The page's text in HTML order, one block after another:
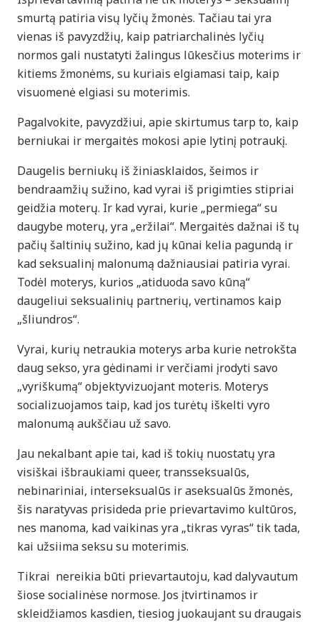
smurtą patiria visų lyčių žmonės. Tačiau tai yra
vienas iš pavyzdžių, kaip patriarchalinės lyčių
normos gali nustatyti žalingus lūkesčius moterims ir
kitiems žmonėms, su kuriais elgiamasi taip, kaip
visuomenė elgiasi su moterimis.
Pagalvokite, pavyzdžiui, apie skirtumus tarp to, kaip
berniukai ir mergaitės mokosi apie lytinį potraukį.
Daugelis berniukų iš žiniasklaidos, šeimos ir
bendraamžių sužino, kad vyrai iš prigimties stipriai
geidžia moterų. Ir kad vyrai, kurie „permiega“ su
daugybe moterų, yra „eržilai“. Mergaitės dažnai iš tų
pačių šaltinių sužino, kad jų kūnai kelia pagundą ir
kad seksualinį malonumą dažniausiai patiria vyrai.
Todėl moterys, kurios „atiduoda savo kūną“
daugeliui seksualinių partnerių, vertinamos kaip
„šliundros“.
Vyrai, kurių netraukia moterys arba kurie netrokšta
daug sekso, yra gėdinami ir verčiami įrodyti savo
„vyriškumą“ objektyvizuojant moteris. Moterys
socializuojamos taip, kad jos turėtų iškelti vyro
malonumą aukščiau už savo.
Jau nekalbant apie tai, kad iš tokių nuostatų yra
visiškai išbraukiami queer, transseksualūs,
nebinariniai, interseksualūs ir aseksualūs žmonės,
šis naratyvas prisideda prie prievartavimo kultūros,
nes manoma, kad vaikinas yra „tikras vyras“ tik tada,
kai užsiima seksu su moterimis.
Tikrai nereikia būti prievartautoju, kad dalyvautum
šiose socialinėse normose. Jos įtvirtinamos ir
skleidžiamos kasdien, tiesiog juokaujant su draugais